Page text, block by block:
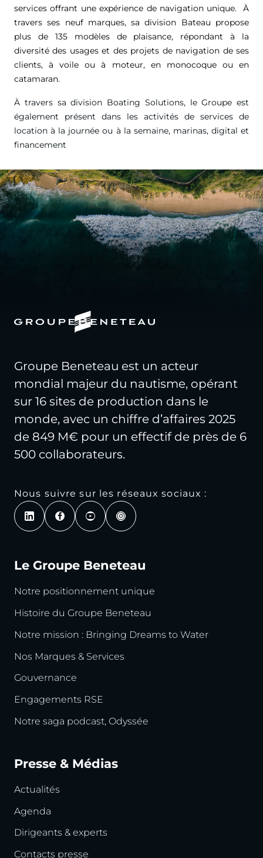
services offrant une expérience de navigation unique. À
travers ses neuf marques, sa division Bateau propose
plus de 135 modèles de plaisance, répondant à la
diversité des usages et des projets de navigation de ses
clients, à voile ou à moteur, en monocoque ou en
catamaran.
À travers sa division Boating Solutions, le Groupe est
également présent dans les activités de services de
location à la journée ou à la semaine, marinas, digital et
financement
Groupe Beneteau est un acteur
mondial majeur du nautisme, opérant
sur 16 sites de production dans le
monde, avec un chiffre d’affaires 2025
de 849 M€ pour un effectif de près de 6
500 collaborateurs.
Nous suivre sur les réseaux sociaux :
Le Groupe Beneteau
Notre positionnement unique
Histoire du Groupe Beneteau
Notre mission : Bringing Dreams to Water
Nos Marques & Services
Gouvernance
Engagements RSE
Notre saga podcast, Odyssée
Presse & Médias
Actualités
Agenda
Dirigeants & experts
Contacts presse